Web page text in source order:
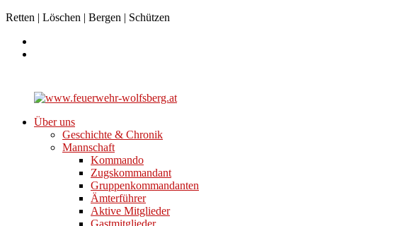
Retten | Löschen | Bergen | Schützen
Über uns
Geschichte & Chronik
Mannschaft
Kommando
Zugskommandant
Gruppenkommandanten
Ämterführer
Aktive Mitglieder
Gastmitglieder